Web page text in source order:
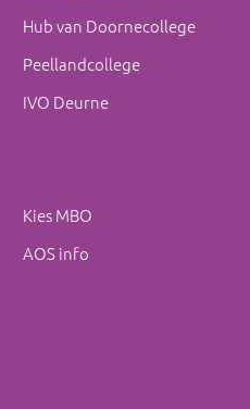
Hub van Doornecollege
Peellandcollege
IVO Deurne
Kies MBO
AOS info